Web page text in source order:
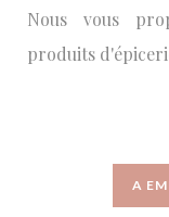
Nous vous
produits
A